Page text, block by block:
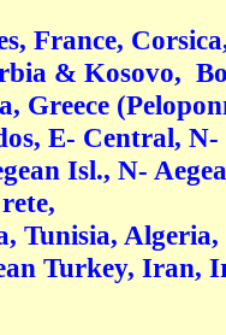
France,
& Kosovo,
Greece
E- Central,
Isl., N-
Tunisia, Algeria,
Turkey, Iran,